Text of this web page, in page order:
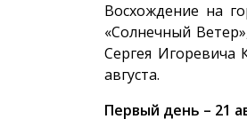
Восхождение на
«Солнечный
Сергея Игоревича
августа.
Первый день – 21